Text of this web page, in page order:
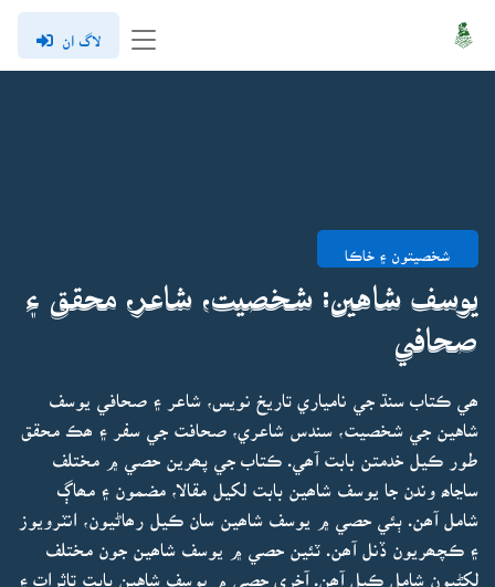
لاگ ان
شخصيتون ۽ خاڪا
يوسف شاهين: شخصيت، شاعر، محقق ۽
صحافي
ھي ڪتاب سنڌ جي نامياري تاريخ نويس، شاعر ۽ صحافي يوسف
شاهين جي شخصيت، سندس شاعري، صحافت جي سفر ۽ ھڪ محقق
طور ڪيل خدمتن بابت آھي. ڪتاب جي پھرين حصي ۾ مختلف
ساڃاھ وندن جا يوسف شاھين بابت لکيل مقالا، مضمون ۽ مھاڳ
شامل آھن. ٻئي حصي ۾ يوسف شاھين سان ڪيل رھاڻيون، انٽرويوز
۽ ڪچھريون ڏنل آھن. ٽئين حصي ۾ يوسف شاھين جون مختلف
لکڻيون شامل ڪيل آھن. آخري حصي ۾ يوسف شاهين بابت تاثرات ۽